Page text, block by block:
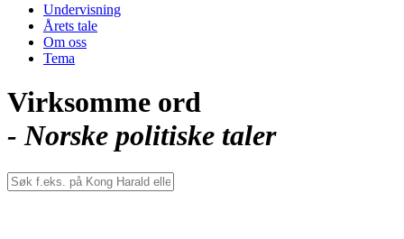
Undervisning
Årets tale
Om oss
Tema
Virksomme ord
- Norske politiske taler